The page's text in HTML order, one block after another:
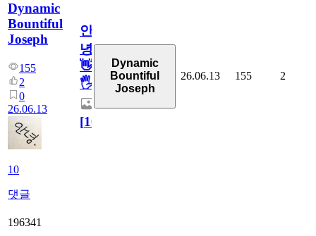
Dynamic
Bountiful
Joseph
155
2
0
26.06.13
10
댓글
안
녕
👋
🖐
[10
Dynamic
Bountiful
Joseph
26.06.13 155 2
196341